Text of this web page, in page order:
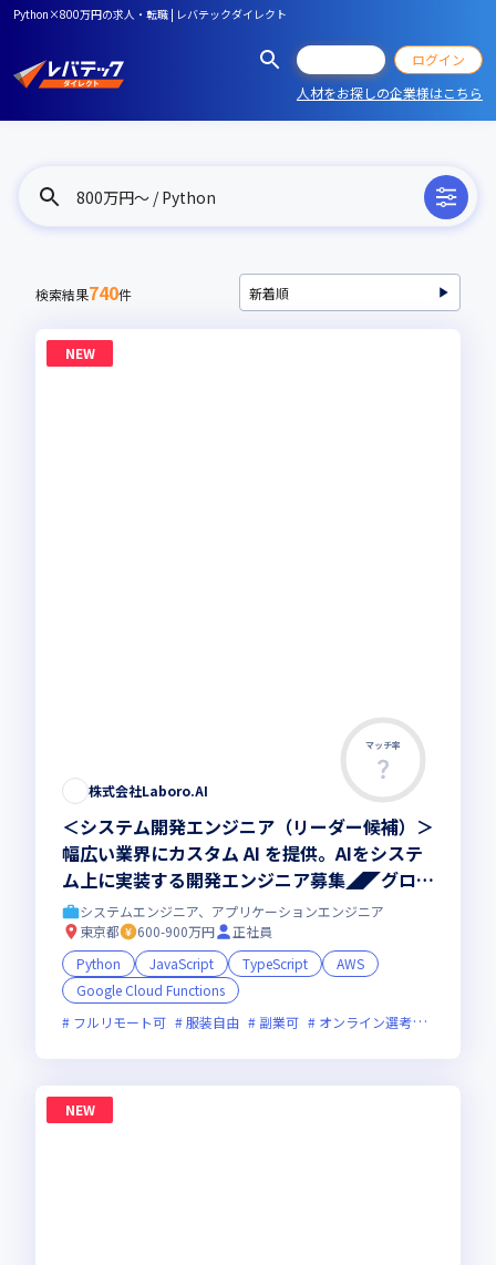
Python×800万円の求人・転職 | レバテックダイレクト
ログイン
人材をお探しの企業様はこちら
800万円〜 / Python
検索結果740件
NEW
マッチ率
株式会社Laboro.AI
＜システム開発エンジニア（リーダー候補）＞
幅広い業界にカスタム AI を提供。AIをシステ
ム上に実装する開発エンジニア募集◢◤グロー
ス上場◢◤フルリモートOK◢◤
システムエンジニア、アプリケーションエンジニア
東京都
600-900万円
正社員
Python
JavaScript TypeScript
AWS
Google Cloud Functions
フルリモート可
服装自由 副業可 オンライン選考可
NEW